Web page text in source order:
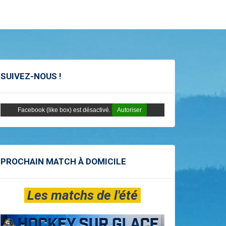
SUIVEZ-NOUS !
Facebook (like box) est désactivé. Autoriser
PROCHAIN MATCH À DOMICILE
Les matchs de l'été